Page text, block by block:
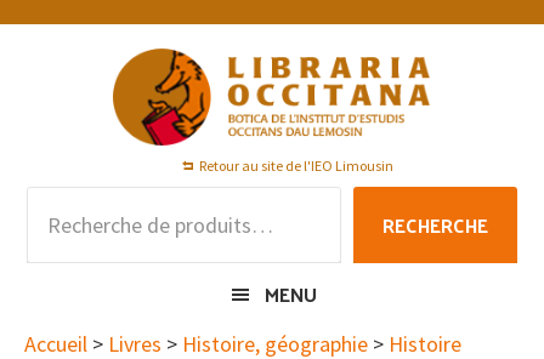
Passer
Passer
Passer
Retour au site de l'IEO Limousin
pour :
RECHERCHE
MENU
Accueil > Livres > Histoire, géographie > Histoire